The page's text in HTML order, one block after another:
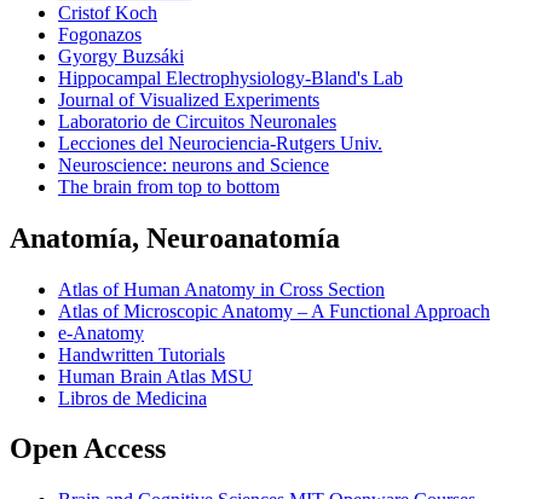
Cristof Koch
Fogonazos
Gyorgy Buzsáki
Hippocampal Electrophysiology-Bland's Lab
Journal of Visualized Experiments
Laboratorio de Circuitos Neuronales
Lecciones del Neurociencia-Rutgers Univ.
Neuroscience: neurons and Science
The brain from top to bottom
Anatomía, Neuroanatomía
Atlas of Human Anatomy in Cross Section
Atlas of Microscopic Anatomy – A Functional Approach
e-Anatomy
Handwritten Tutorials
Human Brain Atlas MSU
Libros de Medicina
Open Access